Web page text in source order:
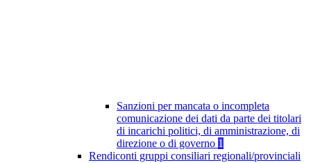
Sanzioni per mancata o incompleta
comunicazione dei dati da parte dei titolari
di incarichi politici, di amministrazione, di
direzione o di governo 1
Rendiconti gruppi consiliari regionali/provinciali